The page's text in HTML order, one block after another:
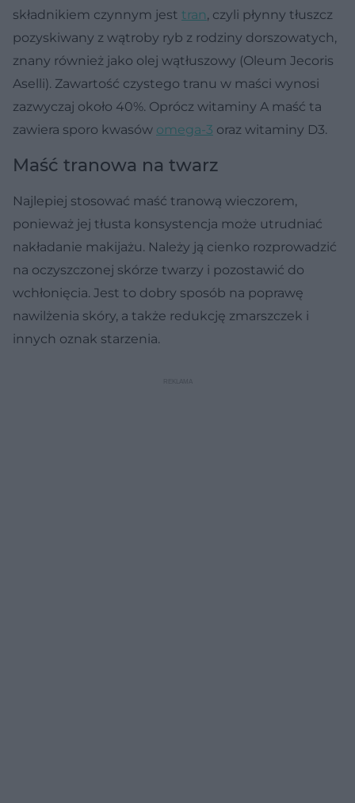
składnikiem czynnym jest tran, czyli płynny tłuszcz
pozyskiwany z wątroby ryb z rodziny dorszowatych,
znany również jako olej wątłuszowy (Oleum Jecoris
Aselli). Zawartość czystego tranu w maści wynosi
zazwyczaj około 40%. Oprócz witaminy A maść ta
zawiera sporo kwasów omega-3 oraz witaminy D3.
Maść tranowa na twarz
Najlepiej stosować maść tranową wieczorem,
ponieważ jej tłusta konsystencja może utrudniać
nakładanie makijażu. Należy ją cienko rozprowadzić
na oczyszczonej skórze twarzy i pozostawić do
wchłonięcia. Jest to dobry sposób na poprawę
nawilżenia skóry, a także redukcję zmarszczek i
innych oznak starzenia.